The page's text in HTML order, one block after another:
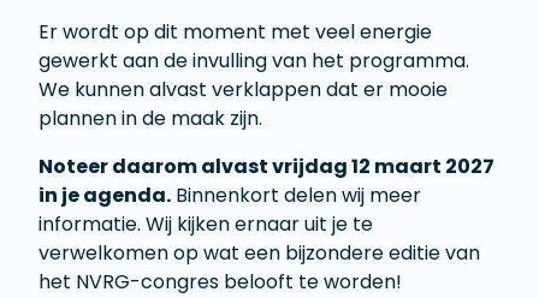
Er wordt op dit moment met veel energie
gewerkt aan de invulling van het programma.
We kunnen alvast verklappen dat er mooie
plannen in de maak zijn.
Noteer daarom alvast vrijdag 12 maart 2027
in je agenda. Binnenkort delen wij meer
informatie. Wij kijken ernaar uit je te
verwelkomen op wat een bijzondere editie van
het NVRG-congres belooft te worden!